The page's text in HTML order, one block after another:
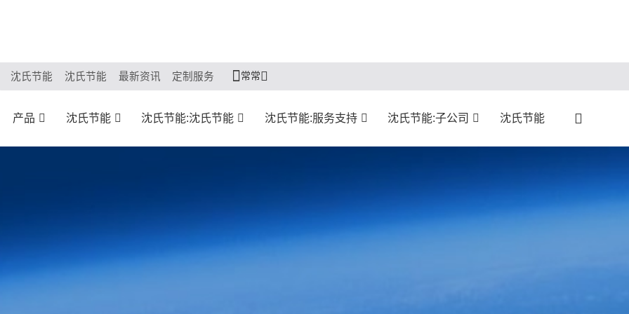
沈氏节能 沈氏节能 最新资讯 定制服务 常常
产品 沈氏节能 沈氏节能:沈氏节能 沈氏节能:服务支持 沈氏节能:子公司 沈氏节能